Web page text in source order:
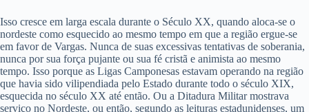
Isso cresce em larga escala durante o Século XX, quando aloca-se o
nordeste como esquecido ao mesmo tempo em que a região ergue-se
em favor de Vargas. Nunca de suas excessivas tentativas de soberania,
nunca por sua força pujante ou sua fé cristã e animista ao mesmo
tempo. Isso porque as Ligas Camponesas estavam operando na região
que havia sido vilipendiada pelo Estado durante todo o século XIX,
esquecida no século XX até então. Ou a Ditadura Militar mostrava
serviço no Nordeste, ou então, segundo as leituras estadunidenses, um